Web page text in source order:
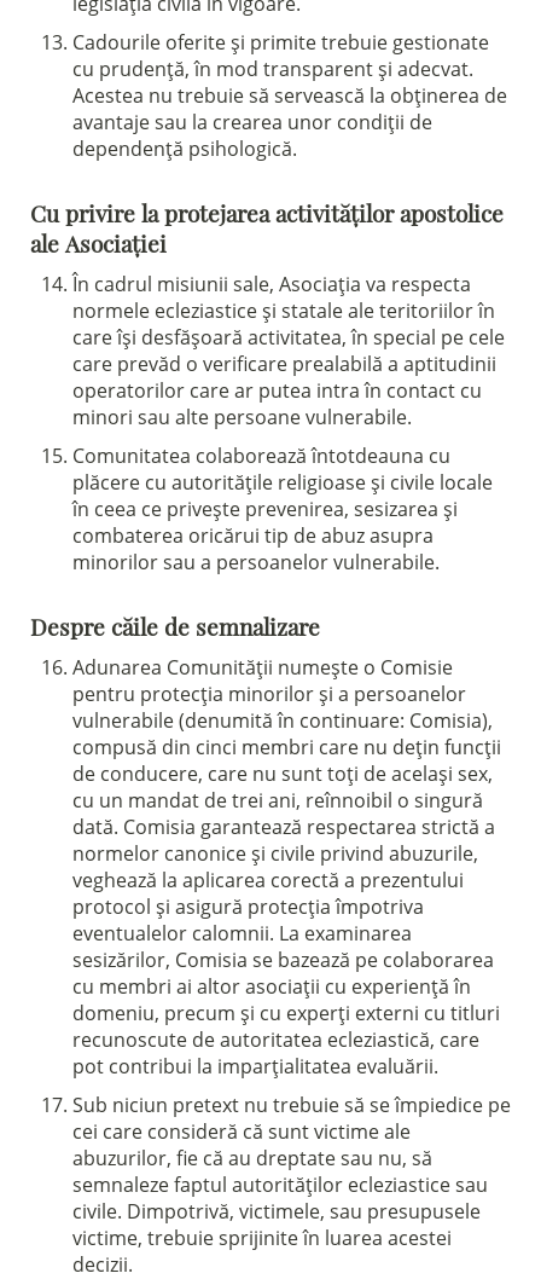
Cadourile oferite și primite trebuie gestionate
cu prudență, în mod transparent și adecvat.
Acestea nu trebuie să servească la obținerea de
avantaje sau la crearea unor condiții de
dependență psihologică.
Cu privire la protejarea activităților apostolice
ale Asociației
În cadrul misiunii sale, Asociația va respecta
normele ecleziastice și statale ale teritoriilor în
care își desfășoară activitatea, în special pe cele
care prevăd o verificare prealabilă a aptitudinii
operatorilor care ar putea intra în contact cu
minori sau alte persoane vulnerabile.
Comunitatea colaborează întotdeauna cu
plăcere cu autoritățile religioase și civile locale
în ceea ce privește prevenirea, sesizarea și
combaterea oricărui tip de abuz asupra
minorilor sau a persoanelor vulnerabile.
Despre căile de semnalizare
Adunarea Comunității numește o Comisie
pentru protecția minorilor și a persoanelor
vulnerabile (denumită în continuare: Comisia),
compusă din cinci membri care nu dețin funcții
de conducere, care nu sunt toți de același sex,
cu un mandat de trei ani, reînnoibil o singură
dată. Comisia garantează respectarea strictă a
normelor canonice și civile privind abuzurile,
veghează la aplicarea corectă a prezentului
protocol și asigură protecția împotriva
eventualelor calomnii. La examinarea
sesizărilor, Comisia se bazează pe colaborarea
cu membri ai altor asociații cu experiență în
domeniu, precum și cu experți externi cu titluri
recunoscute de autoritatea ecleziastică, care
pot contribui la imparțialitatea evaluării.
Sub niciun pretext nu trebuie să se împiedice pe
cei care consideră că sunt victime ale
abuzurilor, fie că au dreptate sau nu, să
semnaleze faptul autorităților ecleziastice sau
civile. Dimpotrivă, victimele, sau presupusele
victime, trebuie sprijinite în luarea acestei
decizii.
Sostieni la Comunità Magnificat
Fai una donazione sul nostro conto
bancario
(clicca per copiare)